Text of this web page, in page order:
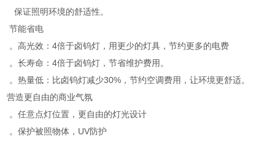
保证照明环境的舒适性。
节能省电
。高光效：4倍于卤钨灯，用更少的灯具，节约更多的电费
。长寿命：4倍于卤钨灯，节省维护费用。
。热量低：比卤钨灯减少30%，节约空调费用，让环境更舒适。
营造更自由的商业气氛
。任意点灯位置，更自由的灯光设计
。保护被照物体，UV防护